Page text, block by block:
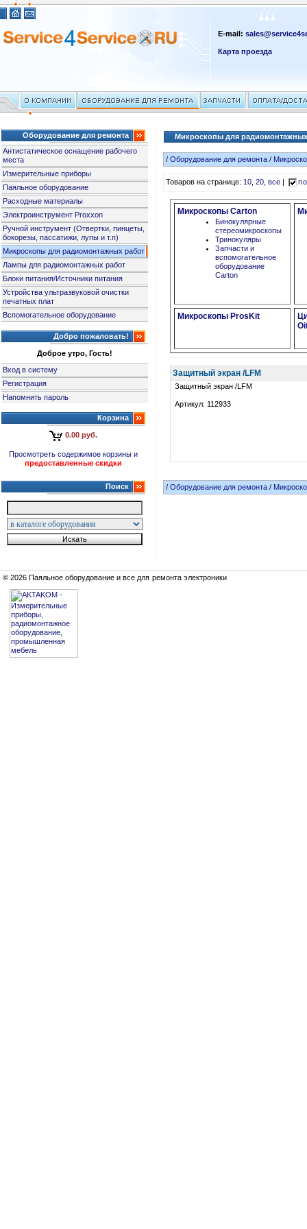
E-mail:
Карта проезда
Оборудование для ремонта
Антистатическое оснащение рабочего
места
Измерительные приборы
Паяльное оборудование
Расходные материалы
Электроинструмент Proxxon
Ручной инструмент (Отвертки, пинцеты,
бокорезы, пассатижи, лупы и т.п)
Микроскопы для радиомонтажных работ
Лампы для радиомонтажных работ
Блоки питания/Источники питания
Устройства ультразвуковой очистки
печатных плат
Вспомогательное оборудование
Добро пожаловать!
Доброе утро, Гость!
Вход в систему
Регистрация
Напомнить пароль
Корзина
0.00 руб.
Просмотреть содержимое корзины и
предоставленные скидки
Поиск
Микроскопы для
/Оборудование для ремонта /
Товаров на странице:10,20,все
Микроскопы Carton
Бинокулярные
стереомикроскопы
Тринокуляры
Запчасти и
вспомогательное
оборудование
Carton
Микроскопы ProsKit
Защитный экран /LFM
Защитный экран /LFM
Артикул: 112933
/Оборудование для ремонта /
© 2026 Паяльное оборудование и все для ремонта электроники